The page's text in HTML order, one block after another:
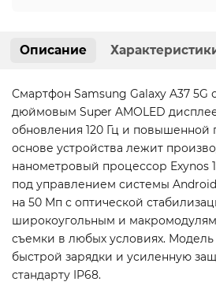
Описание
Смартфон Samsung Galaxy A37 5G
дюймовым Super AMOLED
обновления 120 Гц и повышенной
основе устройства лежит
нанометровый процессор Exynos
под управлением системы
на 50 Мп с оптической
широкоугольным и
съемки в любых условиях.
быстрой зарядки и усиленную
стандарту IP68.